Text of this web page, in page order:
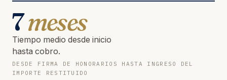
7meses
Tiempo medio desde inicio
hasta cobro.
DESDE FIRMA DE HONORARIOS HASTA INGRESO DEL
IMPORTE RESTITUIDO